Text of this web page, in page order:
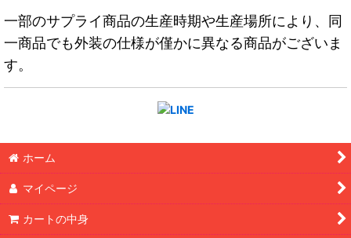
一部のサプライ商品の生産時期や生産場所により、同
一商品でも外装の仕様が僅かに異なる商品がございま
す。
ホーム
マイページ
カートの中身